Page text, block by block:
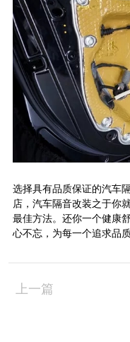
选择具有品质保证的汽车
店，汽车隔音改装之于你
最佳方法。还你一个健康
心不忘，为每一个追求品
上一篇